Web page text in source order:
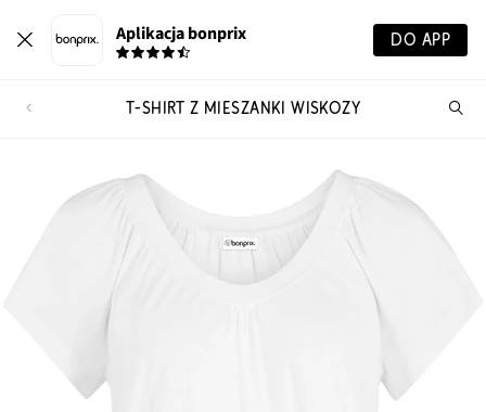
Aplikacja bonprix DO APP
T-SHIRT Z MIESZANKI WISKOZY